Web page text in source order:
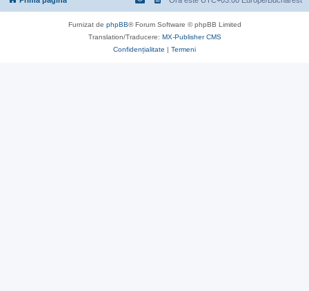
Furnizat de phpBB® Forum Software © phpBB Limited
Translation/Traducere: MX-Publisher CMS
Confidențialitate | Termeni